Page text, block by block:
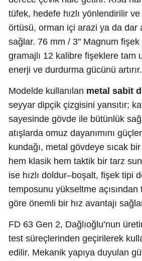
tüfek, hedefe hızlı yönlendirilir
örtüsü, orman içi arazi ya da dar
sağlar. 76 mm / 3" Magnum fişek
gramajlı 12 kalibre fişeklere tam
enerji ve durdurma gücünü artırır.
Modelde kullanılan metal sabit
seyyar dipçik çizgisini yansıtır;
sayesinde gövde ile bütünlük
atışlarda omuz dayanımını
kundağı, metal gövdeye sıcak
hem klasik hem taktik bir tarz
ise hızlı doldur–boşalt, fişek tipi
temposunu yükseltme
göre önemli bir hız avantajı
FD 63 Gen 2, Dağlıoğlu’nun
test süreçlerinden geçirilerek
edilir. Mekanik yapıya duyulan